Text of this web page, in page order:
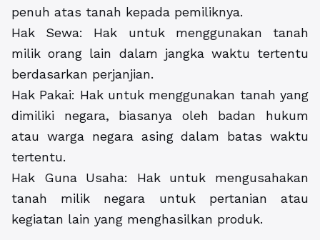
penuh atas tanah kepada pemiliknya.
Hak Sewa: Hak untuk menggunakan tanah
milik orang lain dalam jangka waktu tertentu
berdasarkan perjanjian.
Hak Pakai: Hak untuk menggunakan tanah yang
dimiliki negara, biasanya oleh badan hukum
atau warga negara asing dalam batas waktu
tertentu.
Hak Guna Usaha: Hak untuk mengusahakan
tanah milik negara untuk pertanian atau
kegiatan lain yang menghasilkan produk.